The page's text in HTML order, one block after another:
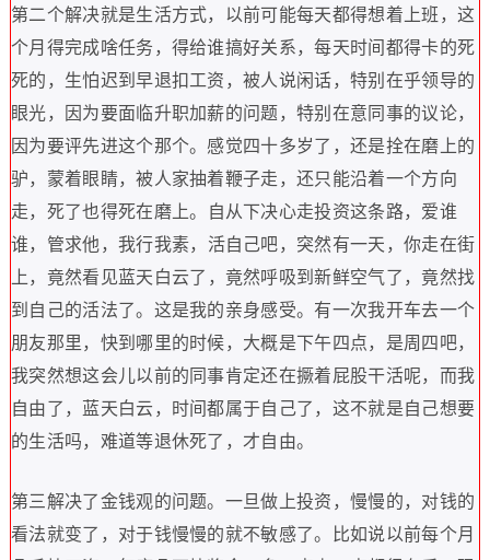
第二个解决就是生活方式， 以前可能每天都得想着上班， 这
个月得完成啥任务， 得给谁搞好关系，每天时间都得卡的死
死的， 生怕迟到早退扣工资，被人说闲话，特别在乎领导的
眼光， 因为要面临升职加薪的问题，特别在意同事的议论，
因为要评先进这个那个。 感觉四十多岁了 ，还是拴在磨上的
驴， 蒙着眼睛，被人家抽着鞭子走，还只能沿着一个方向
走， 死了也得死在磨上。 自从下决心走投资这条路， 爱谁
谁， 管求他， 我行我素， 活自己吧， 突然有一天，你走在街
上， 竟然看见蓝天白云了 ， 竟然呼吸到新鲜空气了，竟然找
到自己的活法了。 这是我的亲身感受。 有一次我开车去一个
朋友那里， 快到哪里的时候， 大概是下午四点， 是周四吧，
我突然想这会儿以前的同事肯定还在撅着屁股干活呢， 而我
自由了， 蓝天白云， 时间都属于自己了， 这不就是自己想要
的生活吗， 难道等退休死了 ，才自由。
第三解决了金钱观的问题。 一旦做上投资，慢慢的， 对钱的
看法就变了 ， 对于钱慢慢的就不敏感了。 比如说以前每个月